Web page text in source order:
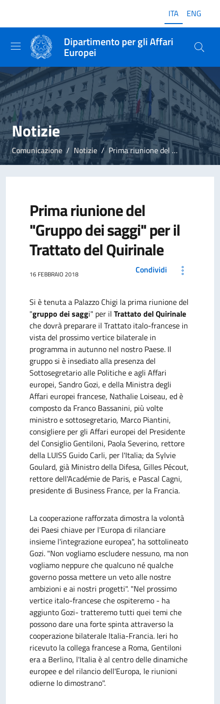
ITA ENG
Dipartimento per gli Affari
Europei
Notizie
Comunicazione Notizie Prima riunione del "Gruppo dei saggi" per il Trattato del Quirinale
Prima riunione del
"Gruppo dei saggi" per il
Trattato del Quirinale
16 FEBBRAIO 2018 Condividi
Si è tenuta a Palazzo Chigi la prima riunione del
"gruppo dei saggi" per il Trattato del Quirinale
che dovrà preparare il Trattato italo-francese in
vista del prossimo vertice bilaterale in
programma in autunno nel nostro Paese. Il
gruppo si è insediato alla presenza del
Sottosegretarioalle Politiche e agli Affari
europei, Sandro Gozi, e della Ministra degli
Affari europei francese, Nathalie Loiseau, ed è
composto da Franco Bassanini, più volte
ministro e sottosegretario, Marco Piantini,
consigliere per gli Affari europei del Presidente
del Consiglio Gentiloni, Paola Severino, rettore
della LUISS Guido Carli, per l'Italia; da Sylvie
Goulard, già Ministro della Difesa, Gilles Pécout,
rettore dell'Académie de Paris, e Pascal Cagni,
presidente di Business France, per la Francia.
La cooperazione rafforzata dimostra la volontà
dei Paesi chiave per l'Europa di rilanciare
insieme l'integrazione europea", ha sottolineato
Gozi. "Non vogliamo escludere nessuno, ma non
vogliamo neppure che qualcuno né qualche
governo possa mettere un veto alle nostre
ambizioni e ai nostri progetti". "Nel prossimo
vertice italo-francese che ospiteremo - ha
aggiunto Gozi- tratteremo tutti quei temi che
possono dare una forte spinta attraverso la
cooperazione bilaterale Italia-Francia. Ieri ho
ricevuto la collega francese a Roma, Gentiloni
era a Berlino, l'Italia è al centro delle dinamiche
europee e del rilancio dell'Europa, le riunioni
odierne lo dimostrano".